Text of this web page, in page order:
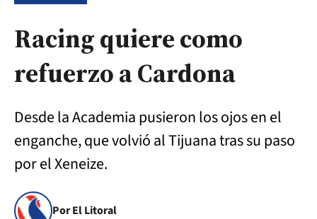
Racing quiere como
refuerzo a Cardona
Desde la Academia pusieron los ojos en el
enganche, que volvió al Tijuana tras su paso
por el Xeneize.
Por El Litoral